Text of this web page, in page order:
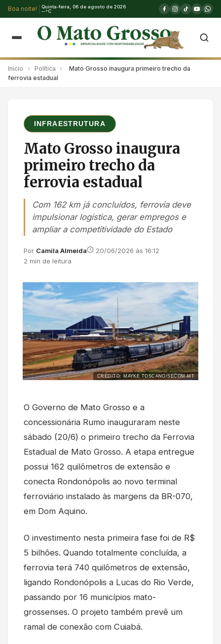
Boa noite!
Quinta-feira, 06 de agosto de 2026
--°C
Início › Política ›
Mato Grosso inaugura primeiro trecho da
ferrovia estadual
INFRAESTRUTURA
Mato Grosso inaugura
primeiro trecho da
ferrovia estadual
Com 162 km já concluídos, ferrovia deve
impulsionar logística, gerar empregos e
ampliar a competitividade do Estado
Por Camila Almeida
20/06/2026 às 16:12
2 min de leitura
CRÉDITO: MAYKE TOSCANO/SECOM-MT
O Governo de Mato Grosso e a
concessionária Rumo inauguraram neste
sábado (20/6) o primeiro trecho da Ferrovia
Estadual de Mato Grosso. A etapa entregue
possui 162 quilômetros de extensão e
conecta Rondonópolis ao novo terminal
ferroviário instalado às margens da BR-070,
em Dom Aquino.
O investimento nesta primeira fase foi de R$
5 bilhões. Quando totalmente concluída, a
ferrovia terá 740 quilômetros de extensão,
ligando Rondonópolis a Lucas do Rio Verde,
passando por 16 municípios mato-
grossenses. O projeto também prevê um
ramal de conexão com Cuiabá.